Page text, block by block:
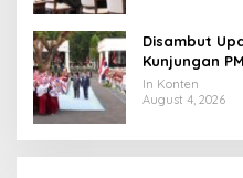
Disambut
Kunjungan
Hubungan
In Konten
August 4, 2026